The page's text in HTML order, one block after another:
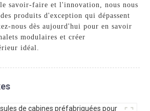
savoir-faire et l'innovation, nous nous
produits d'exception qui dépassent
nous dès aujourd'hui pour en savoir
modulaires et créer
idéal.